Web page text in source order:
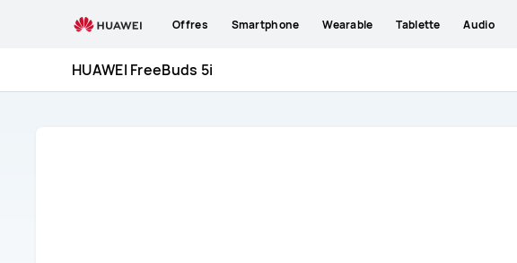
Assistance
Offres Smartphone Wearable Tablette Audio
HUAWEI FreeBuds 5i